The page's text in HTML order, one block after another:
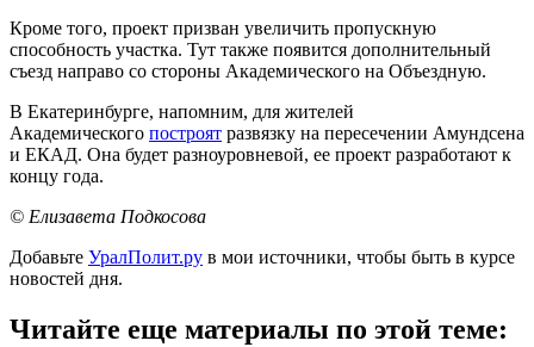
Кроме того, проект призван увеличить пропускную
способность участка. Тут также появится дополнительный
съезд направо со стороны Академического на Объездную.
В Екатеринбурге, напомним, для жителей
Академического построят развязку на пересечении Амундсена
и ЕКАД. Она будет разноуровневой, ее проект разработают к
концу года.
© Елизавета Подкосова
Добавьте УралПолит.ру в мои источники, чтобы быть в курсе
новостей дня.
Читайте еще материалы по этой теме: